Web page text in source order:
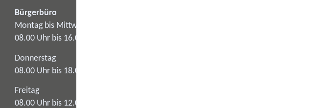
Bürgerbüro
Montag bis Mittwoch
08.00 Uhr bis 16.00 Uhr
Donnerstag
08.00 Uhr bis 18.00 Uhr
Freitag
08.00 Uhr bis 12.00 Uhr